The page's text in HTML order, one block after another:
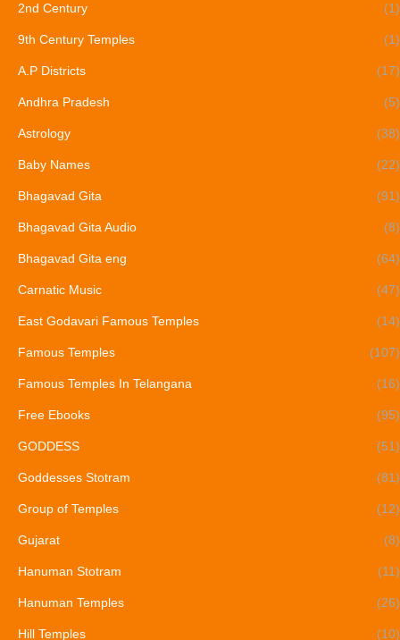
2nd Century (1)
9th Century Temples (1)
A.P Districts (17)
Andhra Pradesh (5)
Astrology (38)
Baby Names (22)
Bhagavad Gita (91)
Bhagavad Gita Audio (8)
Bhagavad Gita eng (64)
Carnatic Music (47)
East Godavari Famous Temples (14)
Famous Temples (107)
Famous Temples In Telangana (16)
Free Ebooks (95)
GODDESS (51)
Goddesses Stotram (81)
Group of Temples (12)
Gujarat (8)
Hanuman Stotram (11)
Hanuman Temples (26)
Hill Temples (10)